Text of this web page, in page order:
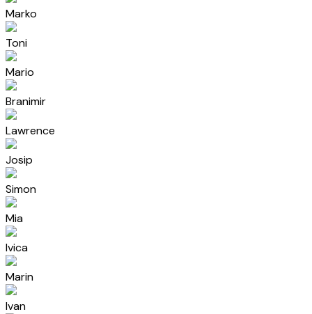
Marko
Toni
Mario
Branimir
Lawrence
Josip
Simon
Mia
Ivica
Marin
Ivan